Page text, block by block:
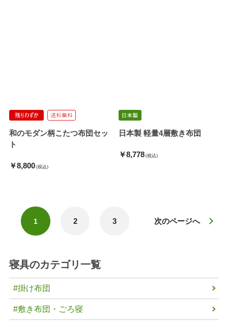
和のモダン柄こたつ布団セッ
ト
￥8,800 (税込)
日本製 軽量4層敷き布団
￥8,778 (税込)
1 2 3 次のページへ
寝具のカテゴリ一覧
#掛け布団
#敷き布団・ごろ寝